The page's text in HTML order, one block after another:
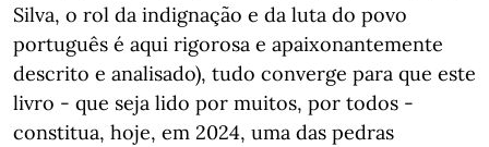
Silva, o rol da indignação e da luta do povo
português é aqui rigorosa e apaixonantemente
descrito e analisado), tudo converge para que este
livro - que seja lido por muitos, por todos -
constitua, hoje, em 2024, uma das pedras